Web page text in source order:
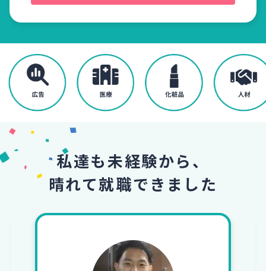
私達も未経験から、
晴れて就職できました